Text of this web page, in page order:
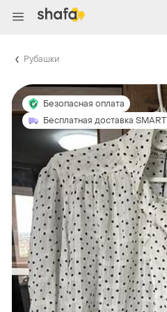
Рубашки
Безопасная оплата
Бесплатная доставка SMART